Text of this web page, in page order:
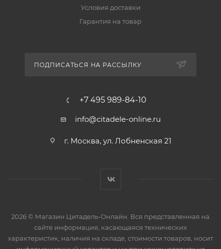
Условия доставки
Гарантия на товар
ПОДПИСАТЬСЯ НА РАССЫЛКУ
+7 495 989-84-10
info@citadele-online.ru
г. Москва, ул. Лобненская 21
2026 © Магазин Цитадель-Онлайн. Вся представленная на
сайте информация, касающаяся технических
характеристик, наличия на складе, стоимости товаров, носит